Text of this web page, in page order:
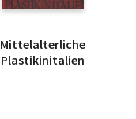
Mittelalterliche
Plastikinitalien